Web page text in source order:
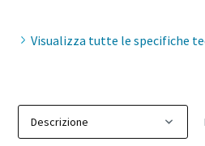
Visualizza tutte le specifiche